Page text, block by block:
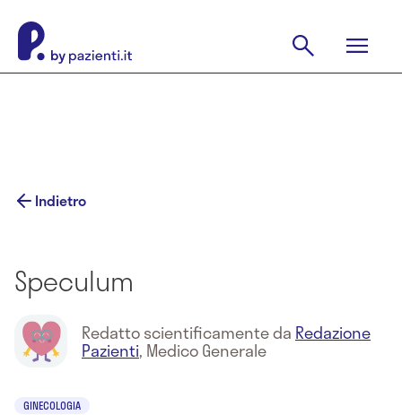
Indietro
Speculum
Redatto scientificamente da Redazione
Pazienti, Medico Generale
GINECOLOGIA